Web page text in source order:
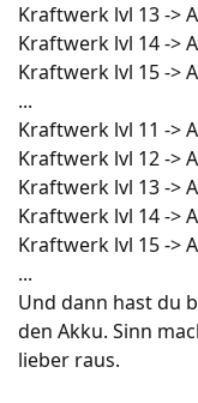
Kraftwerk lvl 13 ->
Kraftwerk lvl 14 ->
Kraftwerk lvl 15 ->
...
Kraftwerk lvl 11 ->
Kraftwerk lvl 12 ->
Kraftwerk lvl 13 ->
Kraftwerk lvl 14 ->
Kraftwerk lvl 15 ->
...
Und dann hast du
den Akku. Sinn
lieber raus.